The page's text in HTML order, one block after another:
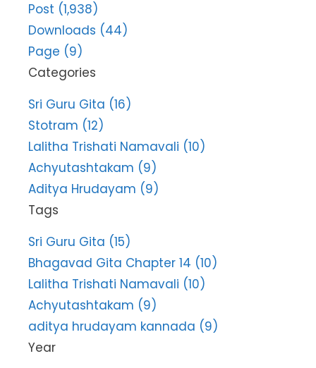
Post (1,938)
Downloads (44)
Page (9)
Categories
Sri Guru Gita (16)
Stotram (12)
Lalitha Trishati Namavali (10)
Achyutashtakam (9)
Aditya Hrudayam (9)
Tags
Sri Guru Gita (15)
Bhagavad Gita Chapter 14 (10)
Lalitha Trishati Namavali (10)
Achyutashtakam (9)
aditya hrudayam kannada (9)
Year